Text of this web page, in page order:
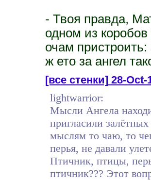
- Твоя правда,
одном из
очам
ж ето за ангел
[все стенки]28-Oct-
lightwarrior:
Мысли Ангела
пригласили
мыслям то чаю, то
перья, не давали
Птичник, птицы,
птичник??? Этот